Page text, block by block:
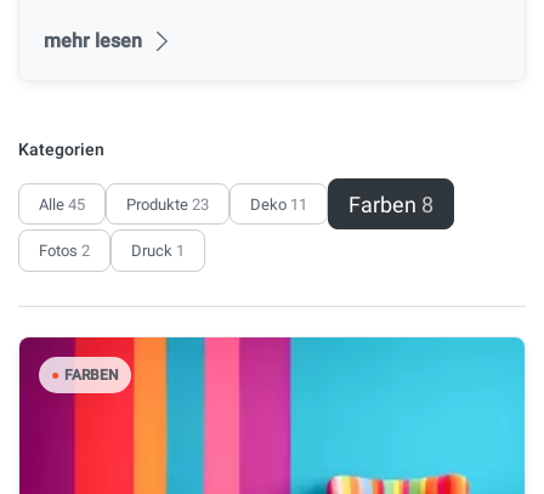
mehr lesen
Kategorien
Alle 45 Produkte 23 Deko 11 Farben 8
Fotos 2 Druck 1
● FARBEN